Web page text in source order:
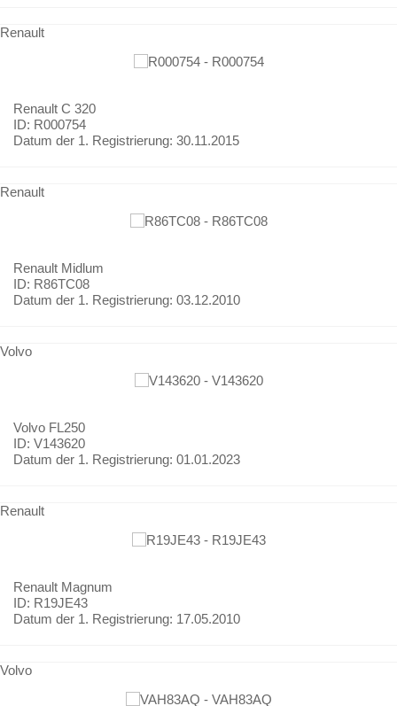
Renault
Renault C 320
ID: R000754
Datum der 1. Registrierung: 30.11.2015
Renault
Renault Midlum
ID: R86TC08
Datum der 1. Registrierung: 03.12.2010
Volvo
Volvo FL250
ID: V143620
Datum der 1. Registrierung: 01.01.2023
Renault
Renault Magnum
ID: R19JE43
Datum der 1. Registrierung: 17.05.2010
Volvo